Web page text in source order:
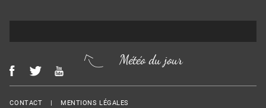
Météo du jour
Menu Footer
CONTACT MENTIONS LÉGALES